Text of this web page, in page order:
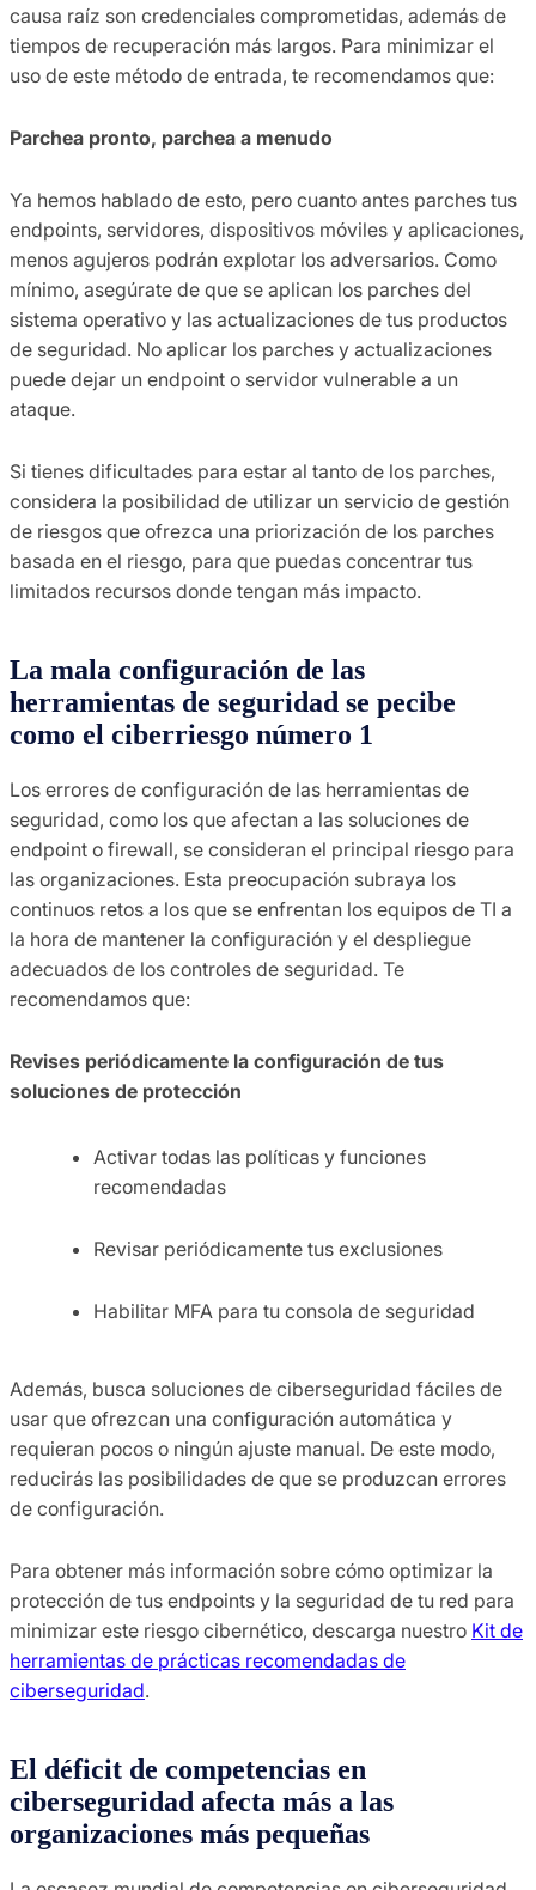
causa raíz son credenciales comprometidas, además de
tiempos de recuperación más largos. Para minimizar el
uso de este método de entrada, te recomendamos que:
Parchea pronto, parchea a menudo
Ya hemos hablado de esto, pero cuanto antes parches tus
endpoints, servidores, dispositivos móviles y aplicaciones,
menos agujeros podrán explotar los adversarios. Como
mínimo, asegúrate de que se aplican los parches del
sistema operativo y las actualizaciones de tus productos
de seguridad. No aplicar los parches y actualizaciones
puede dejar un endpoint o servidor vulnerable a un
ataque.
Si tienes dificultades para estar al tanto de los parches,
considera la posibilidad de utilizar un servicio de gestión
de riesgos que ofrezca una priorización de los parches
basada en el riesgo, para que puedas concentrar tus
limitados recursos donde tengan más impacto.
La mala configuración de las
herramientas de seguridad se pecibe
como el ciberriesgo número 1
Los errores de configuración de las herramientas de
seguridad, como los que afectan a las soluciones de
endpoint o firewall, se consideran el principal riesgo para
las organizaciones. Esta preocupación subraya los
continuos retos a los que se enfrentan los equipos de TI a
la hora de mantener la configuración y el despliegue
adecuados de los controles de seguridad. Te
recomendamos que:
Revises periódicamente la configuración de tus
soluciones de protección
Activar todas las políticas y funciones
recomendadas
Revisar periódicamente tus exclusiones
Habilitar MFA para tu consola de seguridad
Además, busca soluciones de ciberseguridad fáciles de
usar que ofrezcan una configuración automática y
requieran pocos o ningún ajuste manual. De este modo,
reducirás las posibilidades de que se produzcan errores
de configuración.
Para obtener más información sobre cómo optimizar la
protección de tus endpoints y la seguridad de tu red para
minimizar este riesgo cibernético, descarga nuestro Kit de
herramientas de prácticas recomendadas de
ciberseguridad.
El déficit de competencias en
ciberseguridad afecta más a las
organizaciones más pequeñas